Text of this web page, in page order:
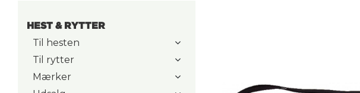
HEST & RYTTER
Til hesten
Til rytter
Mærker